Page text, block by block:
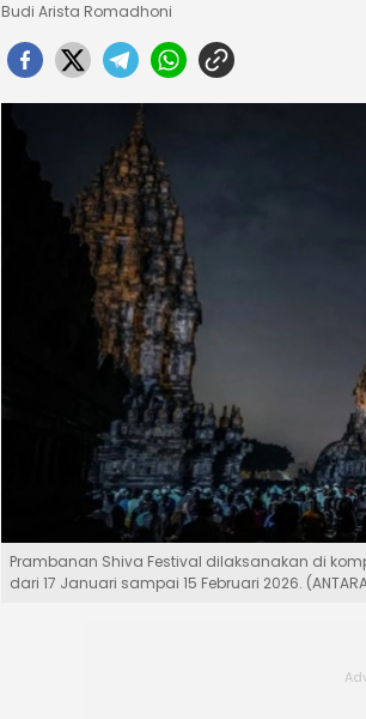
Budi Arista Romadhoni
Prambanan Shiva Festival dilaksanakan di
dari 17 Januari sampai 15 Februari 2026.